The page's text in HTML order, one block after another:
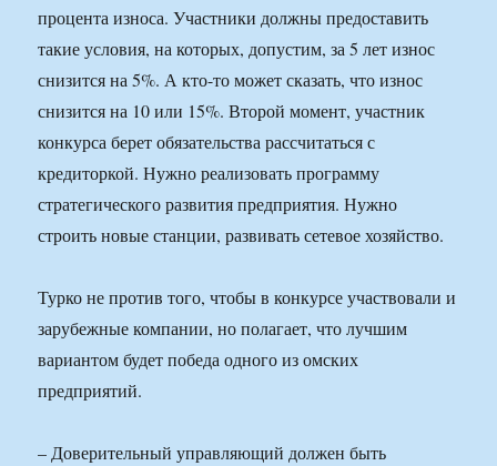
процента износа. Участники должны предоставить
такие условия, на которых, допустим, за 5 лет износ
снизится на 5%. А кто-то может сказать, что износ
снизится на 10 или 15%. Второй момент, участник
конкурса берет обязательства рассчитаться с
кредиторкой. Нужно реализовать программу
стратегического развития предприятия. Нужно
строить новые станции, развивать сетевое хозяйство.
Турко не против того, чтобы в конкурсе участвовали и
зарубежные компании, но полагает, что лучшим
вариантом будет победа одного из омских
предприятий.
– Доверительный управляющий должен быть